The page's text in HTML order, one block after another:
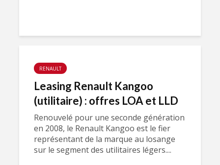
RENAULT
Leasing Renault Kangoo
(utilitaire) : offres LOA et LLD
Renouvelé pour une seconde génération
en 2008, le Renault Kangoo est le fier
représentant de la marque au losange
sur le segment des utilitaires légers....